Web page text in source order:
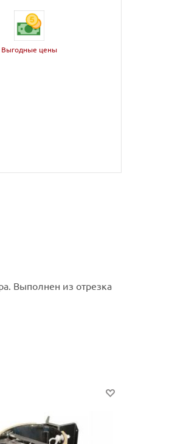
Выгодные цены
Выполнен из отрезка